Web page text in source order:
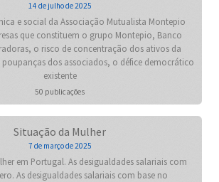
14 de julho de 2025
e social da Associação Mutualista Montepio
que constituem o grupo Montepio, Banco
o risco de concentração dos ativos da
poupanças dos associados, o défice democrático
existente
50 publicações
Situação da Mulher
7 de março de 2025
em Portugal. As desigualdades salariais com
As desigualdades salariais com base no